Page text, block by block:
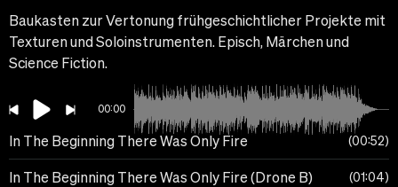
Baukasten zur Vertonung frühgeschichtlicher Projekte mit
Texturen und Soloinstrumenten. Episch, Märchen und
Science Fiction.
00:00
In The Beginning There Was Only Fire 00:52
In The Beginning There Was Only Fire (Drone B) 01:04